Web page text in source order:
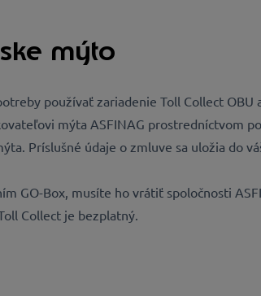
mýto
používať zariadenie Toll Collect
mýta ASFINAG prostredníctvom
Príslušné údaje o zmluve sa uložia do
GO-Box, musíte ho vrátiť spoločnosti
Collect je bezplatný.